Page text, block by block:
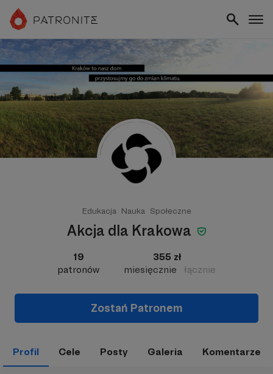
Edukacja Nauka Społeczne
Akcja dla Krakowa
19
patronów
355 zł
miesięcznie
łącznie
Zostań Patronem
Profil Cele Posty Galeria Komentarze